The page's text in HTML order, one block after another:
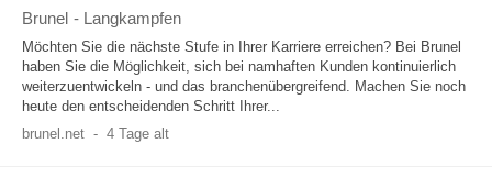
Brunel - Langkampfen
Möchten Sie die nächste Stufe in Ihrer Karriere erreichen? Bei Brunel
haben Sie die Möglichkeit, sich bei namhaften Kunden kontinuierlich
weiterzuentwickeln - und das branchenübergreifend. Machen Sie noch
heute den entscheidenden Schritt Ihrer...
brunel.net - 4 Tage alt